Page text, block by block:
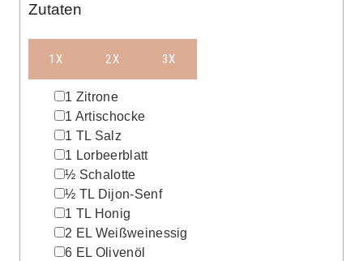
Zutaten
1X 2X 3X
▢1 Zitrone
▢
1 Artischocke
▢
1 TL Salz
▢1 Lorbeerblatt
▢
½ Schalotte
▢
½ TL Dijon-Senf
▢
1 TL Honig
▢
2 EL Weißweinessig
▢
6 EL Olivenöl